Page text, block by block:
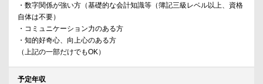
・数字関係が強い方（基礎的な会計知識等（簿記三級レベル以上、資格
自体は不要）
・コミュニケーション力のある方
・知的好奇心、向上心のある方
（上記の一部だけでもOK）
予定年収